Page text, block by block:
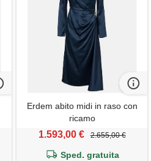
Erdem abito midi in raso con
ricamo
1.593,00 € 2.655,00 €
Sped. gratuita